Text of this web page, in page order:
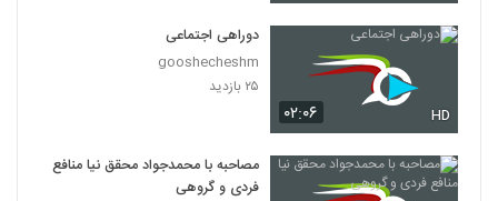
۰۲:۰۶ HD
دوراهی اجتماعی
gooshecheshm
۲۵ بازدید
مصاحبه با محمدجواد محقق نیا منافع
فردی و گروهی